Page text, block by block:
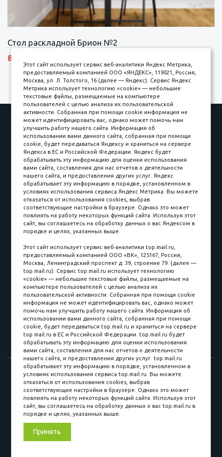
Стол раскладной Брион №2
8690 р.
Наши работы
Оплата
Доставка и сборка
Гарантии
Карьера в компании
Контакты
Принимаем к оплате
Наличные
пл. Соляная, 6, стр. 16
8 (3822) 60-70-30
8 (3822) 50-39-09
8 (3822) 22-77-68
8 (3822) 50-48-50
8 (3822) 65-42-10
© 2015-2026. Компания «Мебельный куб».
ИП Саворенко Валерий Александрович. Россия, г. Томск, пл.
Соляная, 6 стр. 16, Цокольный этаж
Этот сайт использует сервис веб-аналитики Яндекс Метрика,
предоставляемый компанией ООО «ЯНДЕКС», 119021, Россия,
Москва, ул. Л. Толстого, 16 (далее — Яндекс). Сервис Яндекс
Метрика использует технологию «cookie» — небольшие
текстовые файлы, размещаемые на компьютере
пользователей с целью анализа их пользовательской
активности. Собранная при помощи cookie информация не
может идентифицировать вас, однако может помочь нам
улучшить работу нашего сайта. Информация об
использовании вами данного сайта, собранная при помощи
cookie, будет передаваться Яндексу и храниться на сервере
Яндекса в ЕС и Российской Федерации. Яндекс будет
обрабатывать эту информацию для оценки использования
вами сайта, составления для нас отчетов о деятельности
нашего сайта, и предоставления других услуг. Яндекс
обрабатывает эту информацию в порядке, установленном в
условиях использования сервиса Яндекс Метрика. Вы можете
отказаться от использования cookies, выбрав
соответствующие настройки в браузере. Однако это может
повлиять на работу некоторых функций сайта. Используя этот
сайт, вы соглашаетесь на обработку данных о вас Яндексом в
порядке и целях, указанных выше.
Этот сайт использует сервис веб-аналитики top.mail.ru,
предоставляемый компанией ООО «ВК», 125167, Россия,
Москва, Ленинградский проспект д. 39, строение 79. (далее —
top.mail.ru). Сервис top.mail.ru использует технологию
«cookie» — небольшие текстовые файлы, размещаемые на
компьютере пользователей с целью анализа их
пользовательской активности. Собранная при помощи cookie
информация не может идентифицировать вас, однако может
помочь нам улучшить работу нашего сайта. Информация об
использовании вами данного сайта, собранная при помощи
cookie, будет передаваться top.mail.ru и храниться на сервере
top.mail.ru в ЕС и Российской Федерации. top.mail.ru будет
обрабатывать эту информацию для оценки использования
вами сайта, составления для нас отчетов о деятельности
нашего сайта, и предоставления других услуг. top.mail.ru
обрабатывает эту информацию в порядке, установленном в
условиях использования сервиса top.mail.ru. Вы можете
отказаться от использования cookies, выбрав
соответствующие настройки в браузере. Однако это может
повлиять на работу некоторых функций сайта. Используя этот
сайт, вы соглашаетесь на обработку данных о вас top.mail.ru в
порядке и целях, указанных выше.
Принять